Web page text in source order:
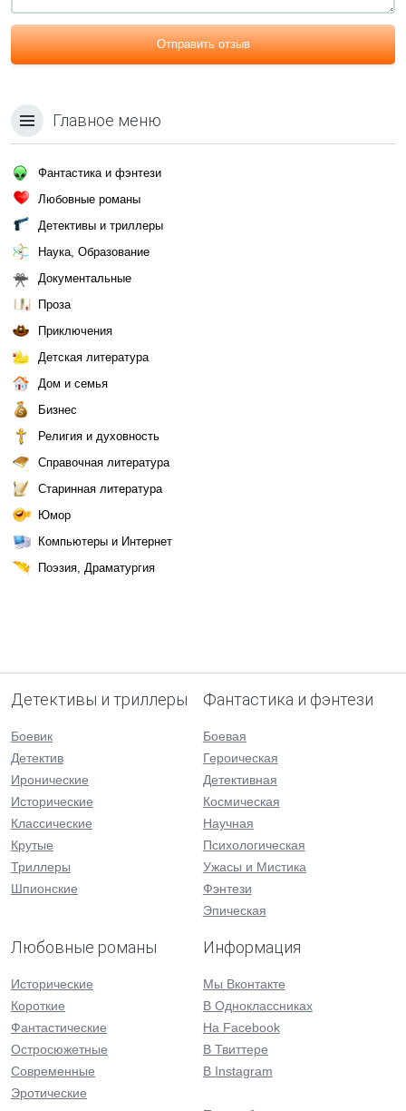
Отправить отзыв
Главное меню
Фантастика и фэнтези
Любовные романы
Детективы и триллеры
Наука, Образование
Документальные
Проза
Приключения
Детская литература
Дом и семья
Бизнес
Религия и духовность
Справочная литература
Старинная литература
Юмор
Компьютеры и Интернет
Поэзия, Драматургия
Детективы и триллеры
Боевик
Детектив
Иронические
Исторические
Классические
Крутые
Триллеры
Шпионские
Фантастика и фэнтези
Боевая
Героическая
Детективная
Космическая
Научная
Психологическая
Ужасы и Мистика
Фэнтези
Эпическая
Любовные романы
Исторические
Короткие
Фантастические
Остросюжетные
Современные
Эротические
Информация
Мы Вконтакте
В Одноклассниках
На Facebook
В Твиттере
В Instagram